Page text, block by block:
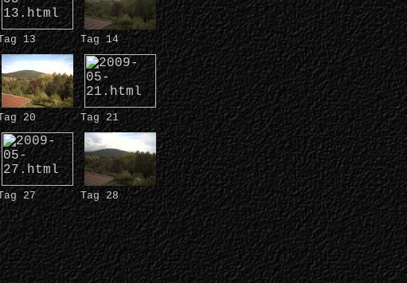
13 Tag 14
20 Tag 21
27 Tag 28